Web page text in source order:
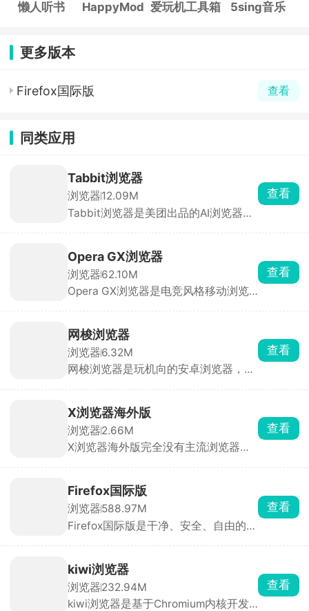
懒人听书 HappyMod 爱玩机工具箱 5sing音乐
更多版本
Firefox国际版 查看
同类应用
Tabbit浏览器
浏览器12.09M
Tabbit浏览器是美团出品的AI浏览器，
据、填表单、做报表等复杂任务。适合
重度查资料、写文案、做数据的人，换
浏览器成本极低。
查看
Opera GX浏览器
浏览器62.10M
Opera GX浏览器是电竞风格移动浏览
可控制 CPU、内存占用，避免影响游
戏运行。自带广告拦截、隐私防护，上
网更流畅安全。
查看
网梭浏览器
浏览器6.32M
网梭浏览器是玩机向的安卓浏览器，和
齐全，没有强制登录、付费会员，浏
览、下载、脚本功能免费使用。可以导
入各类实用脚本，实现解除网页复制限
制、视频倍速、网盘直链下载、网页去
查看
X浏览器海外版
浏览器2.66M
X浏览器海外版完全没有主流浏览器的
索广告、网页弹窗、视频片头广告直接
一刀切，看文章、逛论坛清爽很多。自
带媒体资源嗅探，打开网页短视频、音
乐、图片，直接抓取源文件下载。原生
很到位，索要的手机权限极少。首页快
捷图标全都能自己改，怎么顺手怎么
调。
查看
Firefox国际版
浏览器588.97M
Firefox国际版是干净、安全、自由的浏
器、跨设备同步，密码自动保存填充。
能装广告拦截等插件，自定义主题和布
局。
查看
kiwi浏览器
浏览器232.94M
kiwi浏览器是基于Chromium内核开发
查看